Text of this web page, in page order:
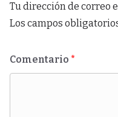
Tu dirección de correo
Los campos
Comentario *